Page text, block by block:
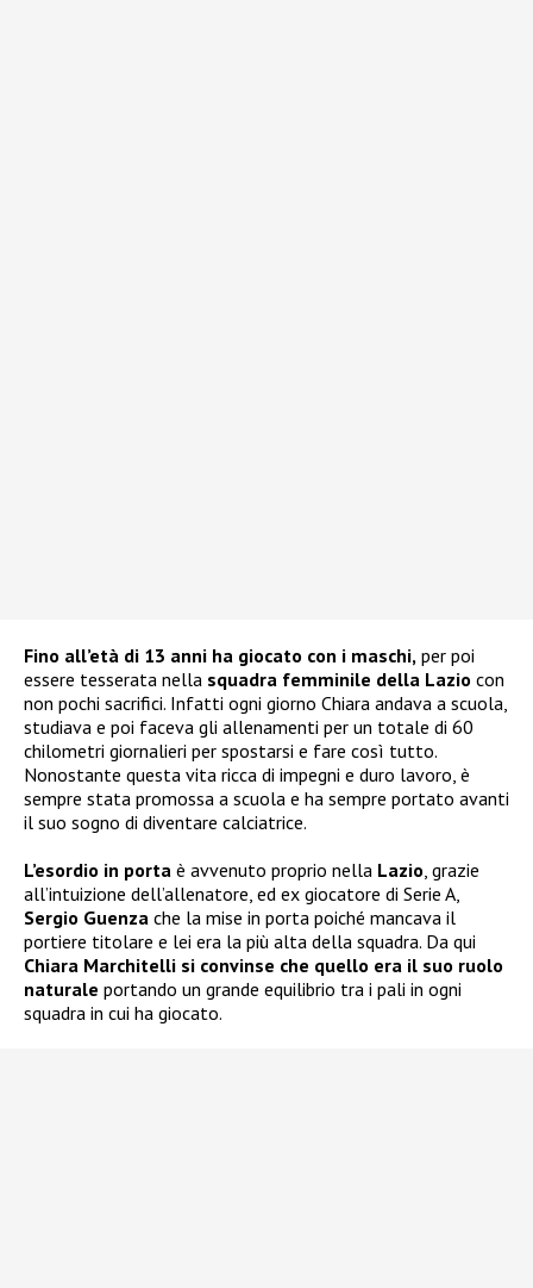
Fino all’età di 13 anni ha giocato con i maschi, per poi
essere tesserata nella squadra femminile della Lazio con
non pochi sacrifici. Infatti ogni giorno Chiara andava a scuola,
studiava e poi faceva gli allenamenti per un totale di 60
chilometri giornalieri per spostarsi e fare così tutto.
Nonostante questa vita ricca di impegni e duro lavoro, è
sempre stata promossa a scuola e ha sempre portato avanti
il suo sogno di diventare calciatrice.
L’esordio in porta è avvenuto proprio nella Lazio, grazie
all’intuizione dell’allenatore, ed ex giocatore di Serie A,
Sergio Guenza che la mise in porta poiché mancava il
portiere titolare e lei era la più alta della squadra. Da qui
Chiara Marchitelli si convinse che quello era il suo ruolo
naturale portando un grande equilibrio tra i pali in ogni
squadra in cui ha giocato.